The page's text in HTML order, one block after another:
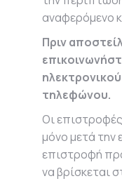
αναφερόμενο
Πριν
τηλεφώνου.
Οι
μόνο μετά
επιστροφή
να βρίσκεται